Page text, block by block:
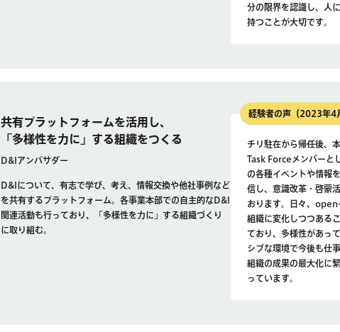
分の限界を認識し、人
持つことが大切です。
共有プラットフォームを活用し、
「多様性を力に」する組織をつくる
D&Iアンバサダー
D&Iについて、有志で学び、考え、情報交換や他社事例など
を共有するプラットフォーム。各事業本部での自主的なD&I
関連活動も行っており、「多様性を力に」する組織づくり
に取り組む。
経験者の声（2023年4
チリ駐在から帰任後、
Task Forceメンバーと
の各種イベントや情報
信し、意識改革・啓蒙
おります。日々、
組織に変化しつつある
ており、多様性があっ
シブな環境で今後も仕事
組織の成果の最大化に
っています。